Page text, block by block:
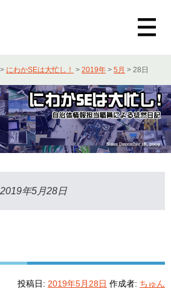
> にわかSEは大忙し！ > 2019年 > 5月 > 28日
2019年5月28日
投稿日: 2019年5月28日 作成者: ちゅん